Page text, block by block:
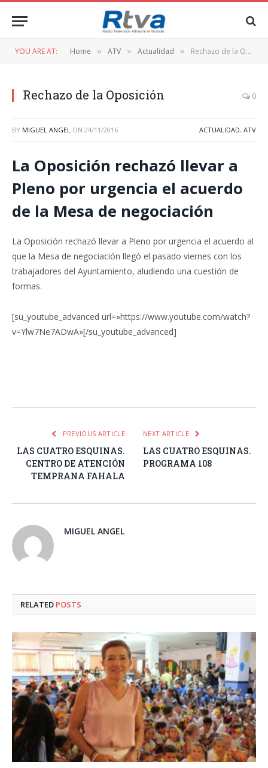
YOU ARE AT: Home » ATV » Actualidad » Rechazo de la Oposición
Rechazo de la Oposición 0
BY MIGUEL ANGEL ON 24/11/2016 ACTUALIDAD, ATV
La Oposición rechazó llevar a
Pleno por urgencia el acuerdo
de la Mesa de negociación
La Oposición rechazó llevar a Pleno por urgencia el acuerdo al
que la Mesa de negociación llegó el pasado viernes con los
trabajadores del Ayuntamiento, aludiendo una cuestión de
formas.
[su_youtube_advanced url=»https://www.youtube.com/watch?
v=Ylw7Ne7ADwA»[/su_youtube_advanced]
PREVIOUS ARTICLE
LAS CUATRO ESQUINAS.
CENTRO DE ATENCIÓN
TEMPRANA FAHALA
NEXT ARTICLE
LAS CUATRO ESQUINAS.
PROGRAMA 108
MIGUEL ANGEL
RELATED POSTS